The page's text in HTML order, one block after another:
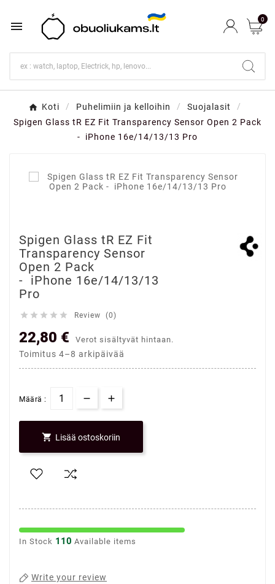
 0
Koti Puhelimiin ja kelloihin
Suojalasit
Spigen Glass tR EZ Fit Transparency Sensor Open 2 Pack
- iPhone 16e/14/13/13 Pro
Spigen Glass tR EZ Fit
Transparency Sensor
Open 2 Pack
- iPhone 16e/14/13/13
Pro
     Review (0)
22,80 € Verot sisältyvät hintaan.
Toimitus 4–8 arkipäivää
Määrä :
 Lisää ostoskoriin
In Stock 110 Available items
Write your review